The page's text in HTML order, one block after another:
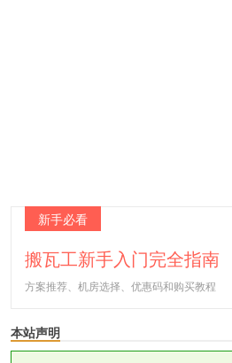
新手必看
搬瓦工新手入门完全指南
方案推荐、机房选择、优惠码和购买教程
本站声明